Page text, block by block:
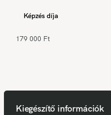
Képzés díja
179 000 Ft
Kiegészítő információk